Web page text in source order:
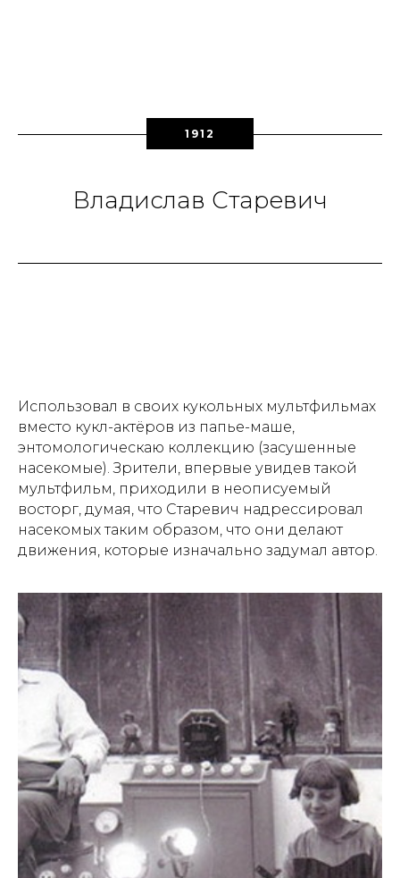
1912
Владислав Старевич
Использовал в своих кукольных мультфильмах
вместо кукл-актёров из папье-маше,
энтомологическаю коллекцию (засушенные
насекомые). Зрители, впервые увидев такой
мультфильм, приходили в неописуемый
восторг, думая, что Старевич надрессировал
насекомых таким образом, что они делают
движения, которые изначально задумал автор.